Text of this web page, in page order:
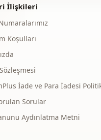
İlişkileri
Koşulları
İade ve Para İadesi
Sorular
Aydınlatma Metni